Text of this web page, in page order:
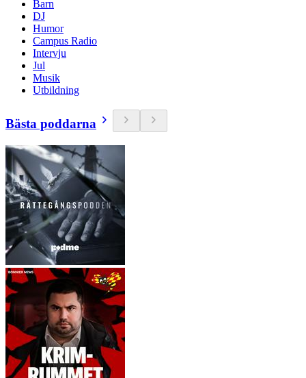
Barn
DJ
Humor
Campus Radio
Intervju
Jul
Musik
Utbildning
Bästa poddarna